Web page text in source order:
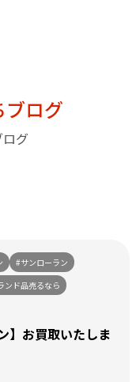
ブログ
グ
#サンローラン
ンド品売るなら
】お買取いたしま